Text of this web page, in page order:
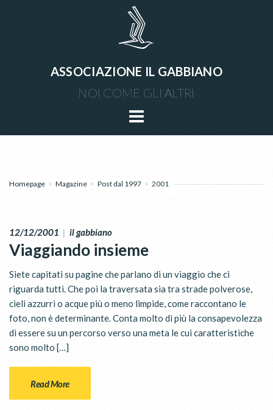
ASSOCIAZIONE IL GABBIANO
NOI COME GLI ALTRI
Homepage > Magazine > Post dal 1997 > 2001
12/12/2001 | il gabbiano
Viaggiando insieme
Siete capitati su pagine che parlano di un viaggio che ci
riguarda tutti. Che poi la traversata sia tra strade polverose,
cieli azzurri o acque più o meno limpide, come raccontano le
foto, non è determinante. Conta molto di più la consapevolezza
di essere su un percorso verso una meta le cui caratteristiche
sono molto […]
Read More